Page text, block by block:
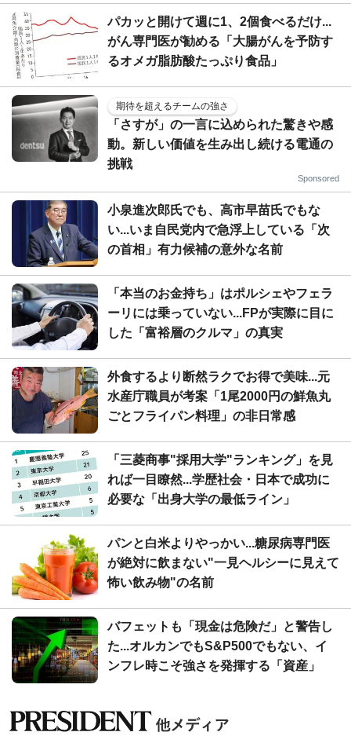
パカッと開けて週に1、2個食べるだけ...
がん専門医が勧める「大腸がんを予防す
るオメガ脂肪酸たっぷり食品」
期待を超えるチームの強さ
「さすが」の一言に込められた驚きや感
動。新しい価値を生み出し続ける電通の
挑戦
Sponsored
小泉進次郎氏でも、高市早苗氏でもな
い...いま自民党内で急浮上している「次
の首相」有力候補の意外な名前
「本当のお金持ち」はポルシェやフェラ
ーリには乗っていない...FPが実際に目に
した「富裕層のクルマ」の真実
外食するより断然ラクでお得で美味...元
水産庁職員が考案「1尾2000円の鮮魚丸
ごとフライパン料理」の非日常感
「三菱商事"採用大学"ランキング」を見
れば一目瞭然...学歴社会・日本で成功に
必要な「出身大学の最低ライン」
パンと白米よりやっかい...糖尿病専門医
が絶対に飲まない"一見ヘルシーに見えて
怖い飲み物"の名前
バフェットも「現金は危険だ」と警告し
た...オルカンでもS&P500でもない、イ
ンフレ時こそ強さを発揮する「資産」